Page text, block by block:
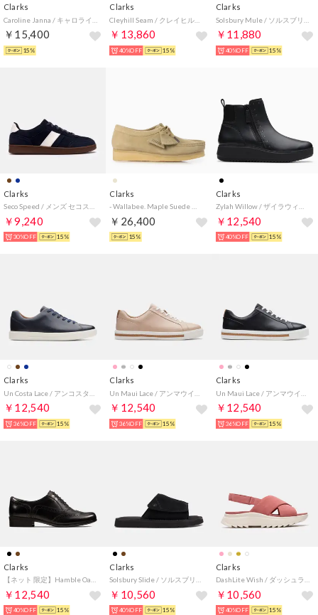
Clarks
￥15,400
15%
Clarks
￥13,860
40%OFF 15%
Clarks
￥11,880
40%OFF 15%
Clarks
￥9,240
30%OFF 15%
Clarks
￥26,400
15%
Clarks
￥12,540
40%OFF 15%
Clarks
￥12,540
36%OFF 15%
Clarks
￥12,540
36%OFF 15%
Clarks
￥12,540
36%OFF 15%
Clarks
￥12,540
40%OFF 15%
Clarks
￥10,560
40%OFF 15%
Clarks
￥10,560
40%OFF 15%